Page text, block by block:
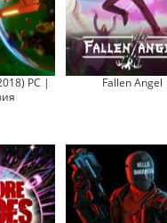
PC |
Fallen Angel